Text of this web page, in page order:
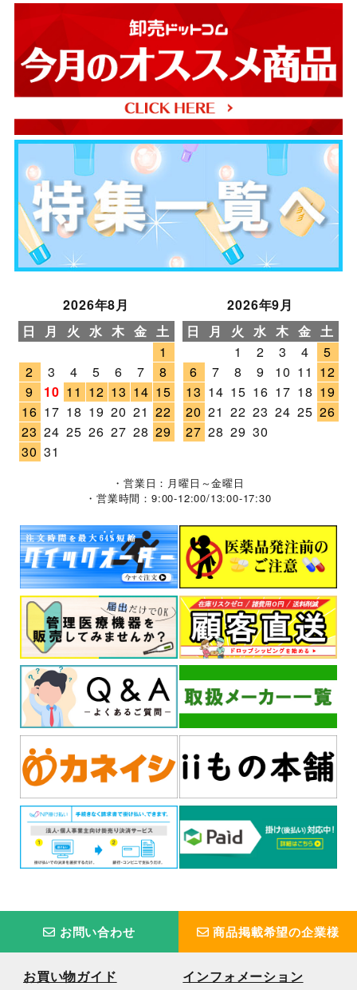
2026年8月
日
月 火 水 木 金 土
1
2
3 4 5 6 7
8
9
10 11 12 13 14 15
16 17 18 19 20 21 22
23 24 25 26 27 28 29
30 31
2026年9月
日
月 火 水 木 金 土
1
2 3 4
5
6
7 8 9 10 11 12
13 14 15 16 17 18 19
20 21 22 23 24 25 26
27 28 29 30
・営業日：月曜日～金曜日
・営業時間：9:00-12:00/13:00-17:30
お問い合わせ 商品掲載希望の企業様
お買い物ガイド インフォメーション